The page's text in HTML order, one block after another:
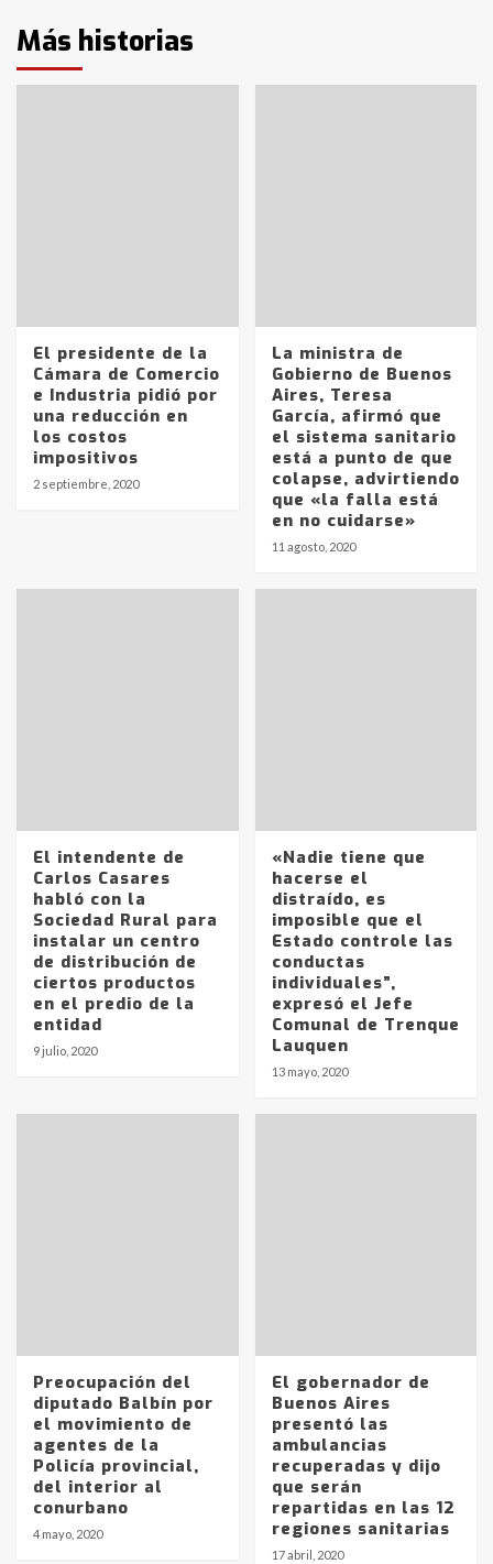
Más historias
El presidente de la
Cámara de Comercio
e Industria pidió por
una reducción en
los costos
impositivos
2 septiembre, 2020
La ministra de
Gobierno de Buenos
Aires, Teresa
García, afirmó que
el sistema sanitario
está a punto de que
colapse, advirtiendo
que «la falla está
en no cuidarse»
11 agosto, 2020
El intendente de
Carlos Casares
habló con la
Sociedad Rural para
instalar un centro
de distribución de
ciertos productos
en el predio de la
entidad
9 julio, 2020
«Nadie tiene que
hacerse el
distraído, es
imposible que el
Estado controle las
conductas
individuales”,
expresó el Jefe
Comunal de Trenque
Lauquen
13 mayo, 2020
Preocupación del
diputado Balbín por
el movimiento de
agentes de la
Policía provincial,
del interior al
conurbano
4 mayo, 2020
El gobernador de
Buenos Aires
presentó las
ambulancias
recuperadas y dijo
que serán
repartidas en las 12
regiones sanitarias
17 abril, 2020
5
Los precios de los combustibles en
La Pampa, desde YPF hasta Axion
entre 857 a 1338 pesos
6
La Bolsa de Cereales de Bahía
Blanca anticipa que Agosto vendrá
con lluvias y heladas, en gran parte